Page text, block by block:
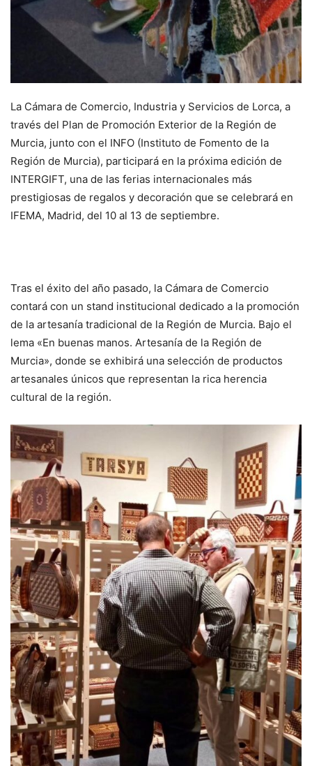
La Cámara de Comercio, Industria y Servicios de Lorca, a
través del Plan de Promoción Exterior de la Región de
Murcia, junto con el INFO (Instituto de Fomento de la
Región de Murcia), participará en la próxima edición de
INTERGIFT, una de las ferias internacionales más
prestigiosas de regalos y decoración que se celebrará en
IFEMA, Madrid, del 10 al 13 de septiembre.
Tras el éxito del año pasado, la Cámara de Comercio
contará con un stand institucional dedicado a la promoción
de la artesanía tradicional de la Región de Murcia. Bajo el
lema «En buenas manos. Artesanía de la Región de
Murcia», donde se exhibirá una selección de productos
artesanales únicos que representan la rica herencia
cultural de la región.